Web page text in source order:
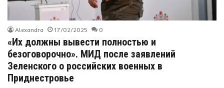
Alexandra 17/02/2025 0
«Их должны вывести полностью и
безоговорочно». МИД после заявлений
Зеленского о российских военных в
Приднестровье